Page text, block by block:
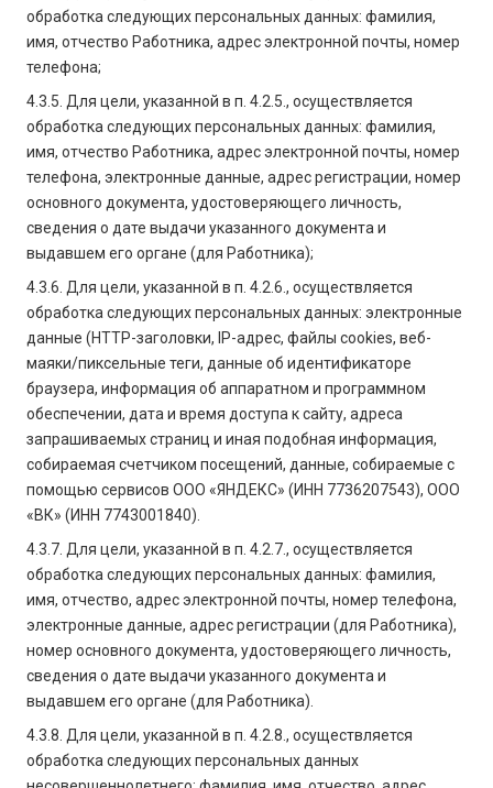
обработка следующих персональных данных: фамилия,
имя, отчество Работника, адрес электронной почты, номер
телефона;
4.3.5. Для цели, указанной в п. 4.2.5., осуществляется
обработка следующих персональных данных: фамилия,
имя, отчество Работника, адрес электронной почты, номер
телефона, электронные данные, адрес регистрации, номер
основного документа, удостоверяющего личность,
сведения о дате выдачи указанного документа и
выдавшем его органе (для Работника);
4.3.6. Для цели, указанной в п. 4.2.6., осуществляется
обработка следующих персональных данных: электронные
данные (HTTP-заголовки, IP-адрес, файлы cookies, веб-
маяки/пиксельные теги, данные об идентификаторе
браузера, информация об аппаратном и программном
обеспечении, дата и время доступа к сайту, адреса
запрашиваемых страниц и иная подобная информация,
собираемая счетчиком посещений, данные, собираемые с
помощью сервисов ООО «ЯНДЕКС» (ИНН 7736207543), ООО
«ВК» (ИНН 7743001840).
4.3.7. Для цели, указанной в п. 4.2.7., осуществляется
обработка следующих персональных данных: фамилия,
имя, отчество, адрес электронной почты, номер телефона,
электронные данные, адрес регистрации (для Работника),
номер основного документа, удостоверяющего личность,
сведения о дате выдачи указанного документа и
выдавшем его органе (для Работника).
4.3.8. Для цели, указанной в п. 4.2.8., осуществляется
обработка следующих персональных данных